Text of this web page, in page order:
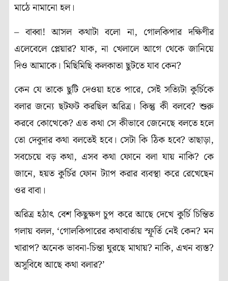
মাঠে নামানো হল।
– বাব্বা! আসল কথাটা বলো না, গোলকিপার দক্ষিণীর
এলেবেলে প্লেয়ার? যাক, না খেলালে আগে থেকে জানিয়ে
দিও আমাকে। মিছিমিছি কলকাতা ছুটতে যাব কেন?
কেন যে তাকে ছুটি দেওয়া হতে পারে, সেই সত্যিটা কুর্চিকে
বলার জন্যে ছটফট করছিল অরিত্র। কিন্তু কী বলবে? শুরু
করবে কোত্থেকে? এত কথা সে কীভাবে জেনেছে বলতে হলে
তো দেবুদার কথা বলতেই হবে। সেটা কি ঠিক হবে? তাছাড়া,
সবচেয়ে বড় কথা, এসব কথা ফোনে বলা যায় নাকি? কে
জানে, হয়ত কুর্চির ফোন ট্যাপ করার ব্যবস্থা করে রেখেছেন
ওর বাবা।
অরিত্র হঠাৎ বেশ কিছুক্ষণ চুপ করে আছে দেখে কুর্চি চিন্তিত
গলায় বলল, ‘গোলকিপারের কথাবার্তায় স্ফূর্তি নেই কেন? মন
খারাপ? অনেক ভাবনা-চিন্তা ঘুরছে মাথায়? নাকি, এখন ব্যস্ত?
অসুবিধে আছে কথা বলার?’